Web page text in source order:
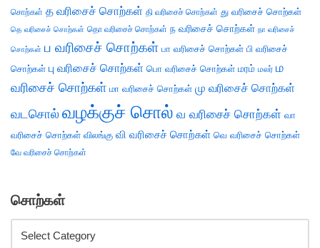
சொற்கள் த வரிசைச் சொற்கள் தி வரிசைச் சொற்கள் து வரிசைச் சொற்கள்
தெ வரிசைச் சொற்கள் தொ வரிசைச் சொற்கள் ந வரிசைச் சொற்கள் நா வரிசைச்
சொற்கள் ப வரிசைச் சொற்கள் பா வரிசைச் சொற்கள் பி வரிசைச்
சொற்கள் பு வரிசைச் சொற்கள் பொ வரிசைச் சொற்கள் மரம் மலர் ம
வரிசைச் சொற்கள் மா வரிசைச் சொற்கள் மு வரிசைச் சொற்கள்
வடசொல் வழக்குச் சொல் வ வரிசைச் சொற்கள் வா
வரிசைச் சொற்கள் விலங்கு வி வரிசைச் சொற்கள் வெ வரிசைச் சொற்கள்
வே வரிசைச் சொற்கள்
சொற்கள்